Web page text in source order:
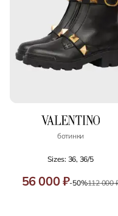
ботинки
Sizes: 36, 36/5
56 000 ₽-50%112 000